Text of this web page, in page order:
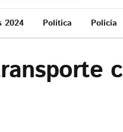
2024 Política Policía